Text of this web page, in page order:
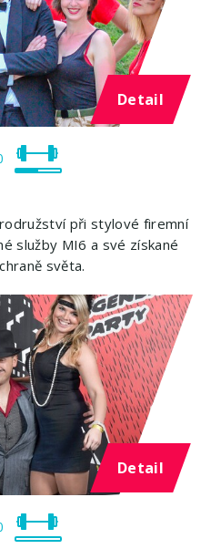
Detail
při stylové firemní
služby MI6 a své získané
světa.
Detail